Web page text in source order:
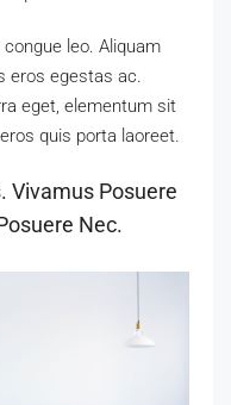
leo. Aliquam
eros egestas ac.
eget, elementum sit
quis porta laoreet.
Vivamus Posuere
Nec.